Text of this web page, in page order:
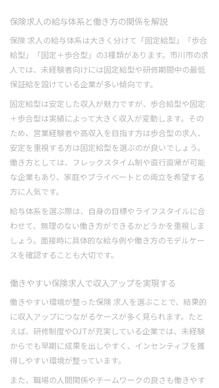
保険求人の給与体系と働き方の関係を解説
保険 求人の給与体系は大きく分けて「固定給型」「歩合
給型」「固定＋歩合型」の3種類があります。市川市の求
人では、未経験者向けには固定給型や研修期間中の最低
保証給を設けている企業が多い傾向です。
固定給型は安定した収入が魅力ですが、歩合給型や固定
＋歩合型は実績によって大きく収入が変動します。その
ため、営業経験者や高収入を目指す方は歩合型の求人、
安定を重視する方は固定給型を選ぶのが良いでしょう。
働き方としては、フレックスタイム制や直行直帰が可能
な企業もあり、家庭やプライベートとの両立を希望する
方に人気です。
給与体系を選ぶ際は、自身の目標やライフスタイルに合
わせて、無理のない働き方ができるかどうかを重視しま
しょう。面接時に具体的な給与例や働き方のモデルケー
スを確認することも大切です。
働きやすい保険求人で収入アップを実現する
働きやすい環境が整った保険 求人を選ぶことで、結果的
に収入アップにつながるケースが多く見られます。たと
えば、研修制度やOJTが充実している企業では、未経験
からでも早期に成果を出しやすく、インセンティブを獲
得しやすい環境が整っています。
また、職場の人間関係やチームワークの良さも働きやす